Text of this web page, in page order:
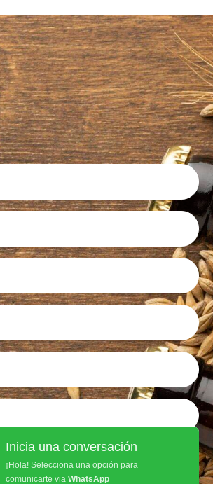
Enviar
Inicia una conversación
¡Hola! Selecciona una opción para
comunicarte via WhatsApp